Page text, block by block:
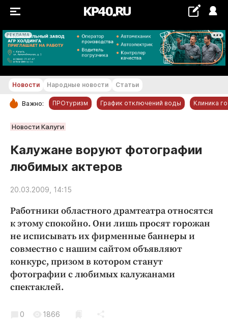
РЕКЛАМА
+22...+23 °С
РУБРИКИ
Новости компаний
Статьи
Народные новости
Авто и транспорт
Благоустройство
Криминал
Культура
Недвижимость и ЖКХ
Образование
Погода
Новости Народные новости Статьи
Важно: ПРОтуризм График отключений воды Клиника
Новости Калуги
Калужане воруют фотографии
любимых актеров
20.03.2009, 14:15
Работники областного драмтеатра относятся
к этому спокойно. Они лишь просят горожан
не исписывать их фирменные баннеры и
совместно с нашим сайтом объявляют
конкурс, призом в котором станут
фотографии с любимых калужанами
спектаклей.
0 1866